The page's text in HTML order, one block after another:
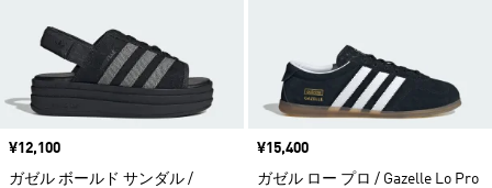
価格
¥12,100
ガゼル ボールド サンダル /
価格
¥15,400
ガゼル ロー プロ / Gazelle Lo Pro